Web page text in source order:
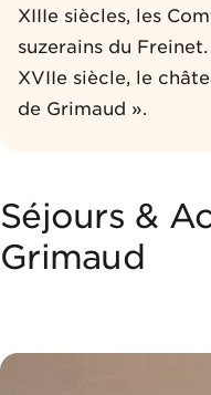
XIIIe siècles, les
suzerains du
XVIIe siècle, le
de Grimaud ».
Séjours &
Grimaud